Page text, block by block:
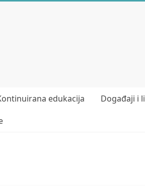
edukacija Događaji i